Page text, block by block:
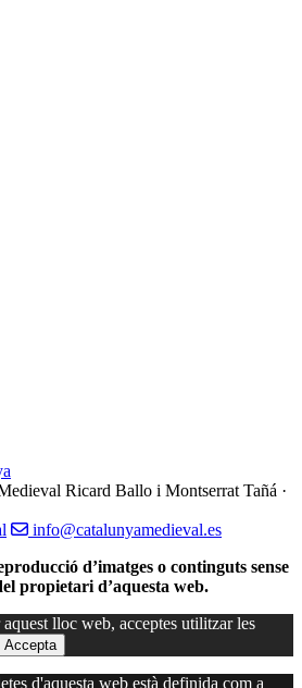
Ricard Ballo i Montserrat Tañá ·
info@catalunyamedieval.es
d’imatges o continguts sense
propietari d’aquesta web.
lloc web, acceptes utilitzar les
Accepta
d'aquesta web està definida com a